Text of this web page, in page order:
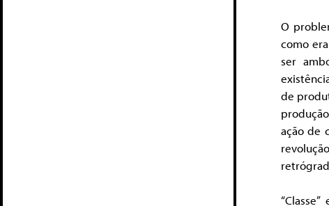
O
como
ser
de
ação de